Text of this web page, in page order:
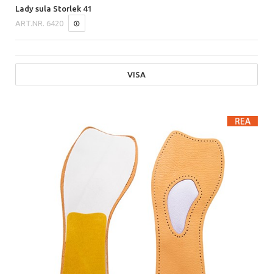
Lady sula Storlek 41
ART.NR. 6420
VISA